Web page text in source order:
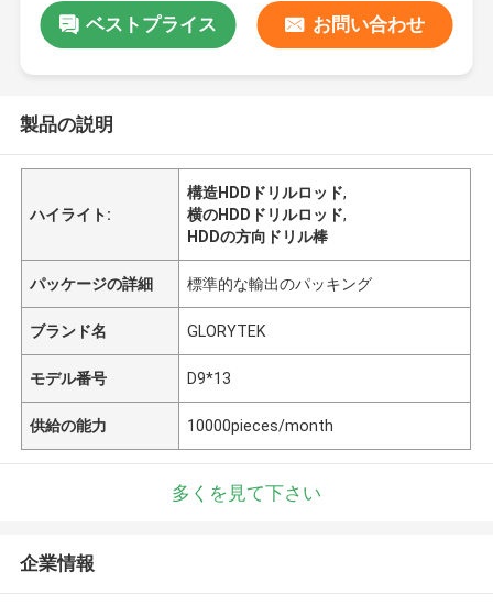
ベストプライス お問い合わせ
製品の説明
ハイライト:
構造HDDドリルロッド,
横のHDDドリルロッド,
HDDの方向ドリル棒
パッケージの詳細 標準的な輸出のパッキング
ブランド名 GLORYTEK
モデル番号 D9*13
供給の能力 10000pieces/month
多くを見て下さい
企業情報